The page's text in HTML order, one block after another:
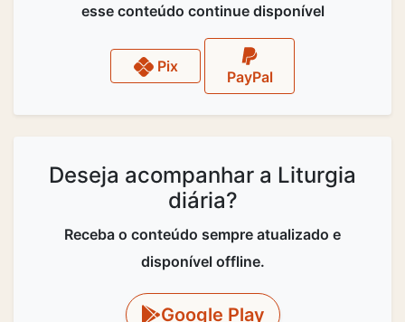
esse conteúdo continue disponível
Pix
PayPal
Deseja acompanhar a Liturgia
diária?
Receba o conteúdo sempre atualizado e
disponível offline.
Google Play